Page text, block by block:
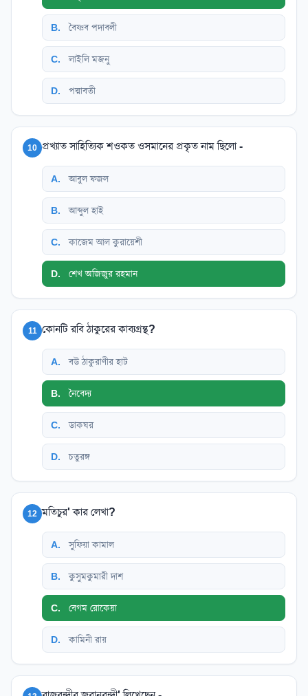
B. বৈষ্ণব পদাবলী
C. লাইলি মজনু
D. পদ্মাবতী
10 প্রখ্যাত সাহিত্যিক শওকত ওসমানের প্রকৃত নাম ছিলো -
A. আবুল ফজল
B. আব্দুল হাই
C. কাজেম আল কুরায়েশী
D. শেখ অজিজুর রহমান
11 কোনটি রবি ঠাকুরের কাব্যগ্রন্থ?
A. বউ ঠাকুরাণীর হাট
B. নৈবেদ্য
C. ডাকঘর
D. চতুরঙ্গ
12 মতিচুর' কার লেখা?
A. সুফিয়া কামাল
B. কুসুমকুমারী দাশ
C. বেগম রোকেয়া
D. কামিনী রায়